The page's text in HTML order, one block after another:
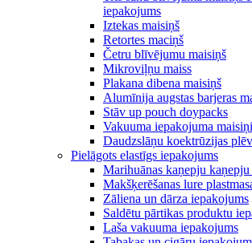
iepakojums
Iztekas maisiņš
Retortes maciņš
Četru blīvējumu maisiņš
Mikroviļņu maiss
Plakana dibena maisiņš
Alumīnija augstas barjeras
Stāv up pouch doypacks
Vakuuma iepakojuma maisiņi
Daudzslāņu koektrūzijas
Pielāgots elastīgs iepakojums
Marihuānas kaņepju
Makšķerēšanas lure
Zāliena un dārza iepakojums
Saldētu pārtikas produktu
Laša vakuuma iepakojums